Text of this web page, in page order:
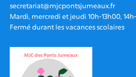
Informations adhérents
L’association
Adhérer à la MJC
S’investir à la MJC
secretariat@mjcpontsjumeaux.fr
Mardi, mercredi et jeudi 10h-13h00,
Fermé durant les vacances scolaires